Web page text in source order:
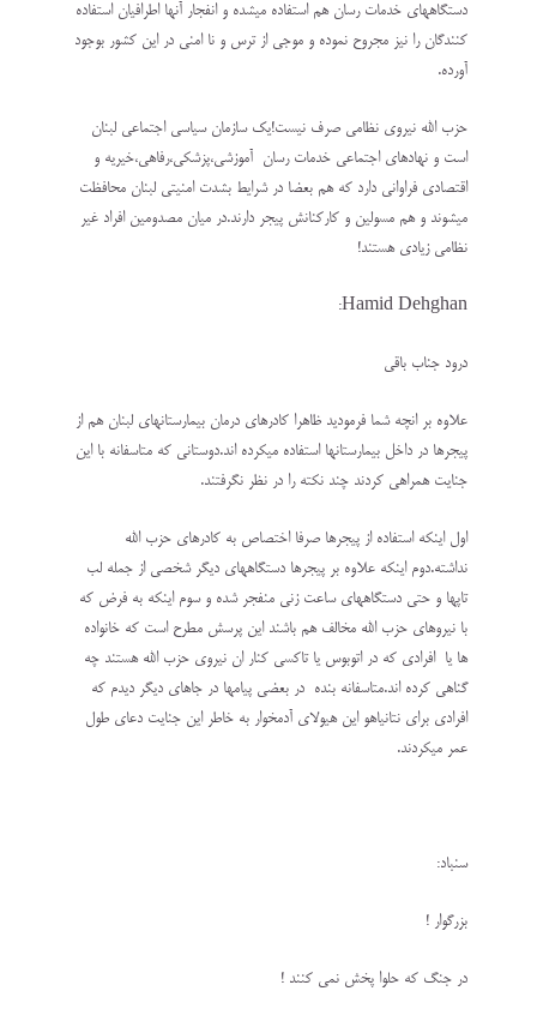
دستگاههای خدمات رسان هم استفاده میشده و انفجار آنها اطرافیان استفاده
کنندگان را نیز مجروح نموده و موجی از ترس و نا امنی در این کشور بوجود
آورده.
حزب الله نیروی نظامی صرف نیست!یک سازمان سیاسی اجتماعی لبنان
است و نهادهای اجتماعی خدمات رسان آموزشی،پزشکی،رفاهی،خیریه و
اقتصادی فراوانی دارد که هم بعضا در شرایط بشدت امنیتی لبنان محافظت
میشوند و هم مسولین و کارکنانش پیجر دارند.در میان مصدومین افراد غیر
نظامی زیادی هستند!
Hamid Dehghan:
درود جناب باقی
علاوه بر انچه شما فرمودید ظاهرا کادرهای درمان بیمارستانهای لبنان هم از
پیجرها در داخل بیمارستانها استفاده میکرده اند.دوستانی که متاسفانه با این
جنایت همراهی کردند چند نکته را در نظر نگرفتند.
اول اینکه استفاده از پیجرها صرفا اختصاص به کادرهای حزب الله
نداشته.دوم اینکه علاوه بر پیجرها دستگاههای دیگر شخصی از جمله لب
تاپها و حتی دستگاههای ساعت زنی منفجر شده و سوم اینکه به فرض که
با نیروهای حزب الله مخالف هم باشند این پرسش مطرح است که خانواده
ها یا افرادی که در اتوبوس یا تاکسی کنار ان نیروی حزب الله هستند چه
گناهی کرده اند.متاسفانه بنده در بعضی پیامها در جاهای دیگر دیدم که
افرادی برای نتانیاهو این هیولای آدمخوار به خاطر این جنایت دعای طول
عمر میکردند.
سنباد:
بزرگوار !
در جنگ که حلوا پخش نمی کنند !